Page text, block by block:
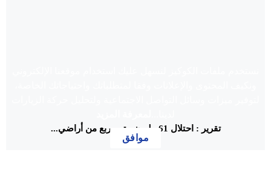
تقرير : احتلال 61 مليون متر مربع من أراضي...
موافق